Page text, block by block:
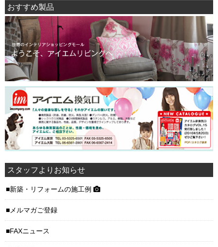
おすすめ製品
スタッフよりお知らせ
新築・リフォームの施工例
メルマガご登録
FAXニュース